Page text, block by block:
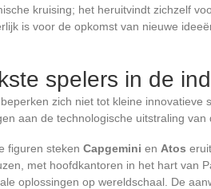
kruising; het heruitvindt zichzelf
is voor de opkomst van nieuwe
spelers in de
zich niet tot kleine innovatieve
aan de technologische uitstraling van
figuren steken Capgemini en Atos
met hoofdkantoren in het hart van
oplossingen op wereldschaal. De